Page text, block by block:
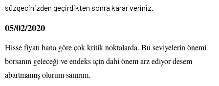
süzgecinizden geçirdikten sonra karar veriniz.
05/02/2020
Hisse fiyatı bana göre çok kritik noktalarda. Bu seviyelerin önemi
borsanın geleceği ve endeks için dahi önem arz ediyor desem
abartmamış olurum sanırım.